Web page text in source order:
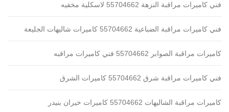
فني كاميرات مراقبة النزهة 55704662 لاسكلية مخفيه
فني كاميرات مراقبة الضباعية 55704662 كاميرات شاليهات الجليعة
كاميرات مراقبة الصوابر 55704662 فني كاميرات مراقبه
فني كاميرات مراقبة شرق 55704662 كاميرات الشرق
كاميرات مراقبة الشاليهات 55704662 كاميرات خيران بنيدر